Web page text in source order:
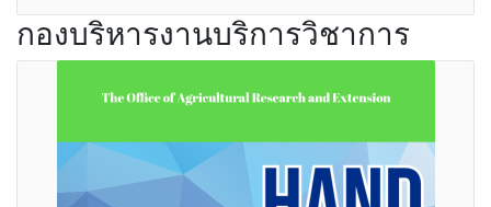
กองบริหารงานบริการวิชาการ